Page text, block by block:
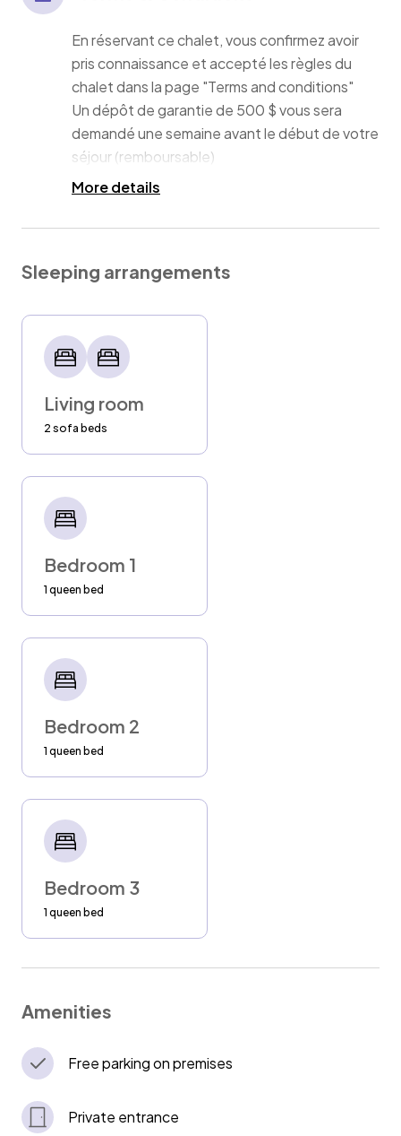
En réservant ce chalet, vous confirmez avoir
pris connaissance et accepté les règles du
chalet dans la page "Terms and conditions"
Un dépôt de garantie de 500 $ vous sera
demandé une semaine avant le début de votre
séjour (remboursable)
More details
Sleeping arrangements
Living room
2 sofa beds
Bedroom 1
1 queen bed
Bedroom 2
1 queen bed
Bedroom 3
1 queen bed
Amenities
Free parking on premises
Private entrance